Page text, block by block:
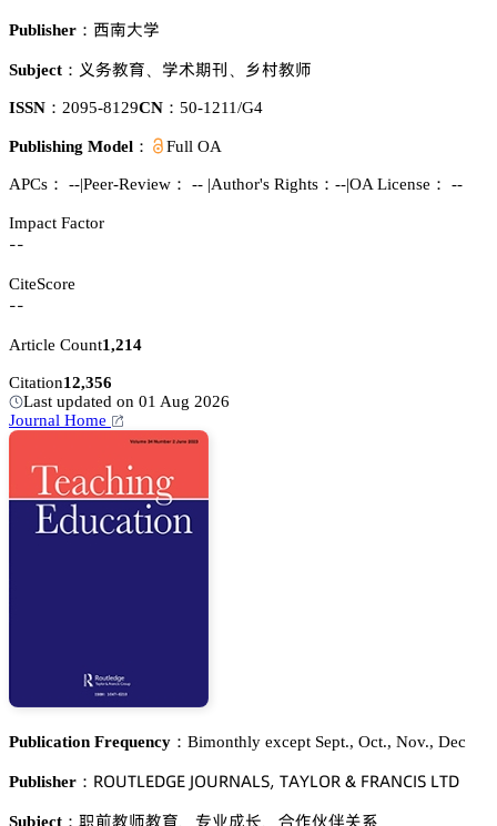
Publisher： 隍擃𬬻惒
Subject： 㤌懾䯄猇 惒红洗䲢 䯁㦏䯄慻
ISSN： 2095-8129CN： 50-1211/G4
Publishing Model： Full OA
APCs： --|Peer-Review： -- |Author's Rights：--|OA License： --
Impact Factor
--
CiteScore
--
Article Count1,214
Citation12,356
Last updated on 01 Aug 2026
Journal Home
Publication Frequency： Bimonthly except Sept., Oct., Nov., Dec
Publisher： 葤鵣侶穫欄乊枀佥乊 嗧鵣侶葤沟嵻欄偌, 穫嵻巨欄鵣葤 & 彦葤嵻沟。喊偌 欄穫枀
Subject： 羚魦䯄慻䯄猇 角簱㩆㾛 頵傒钻㼲姮忚